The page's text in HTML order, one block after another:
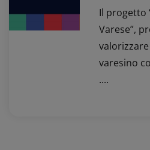
Il progetto
Varese”,
varesino
....